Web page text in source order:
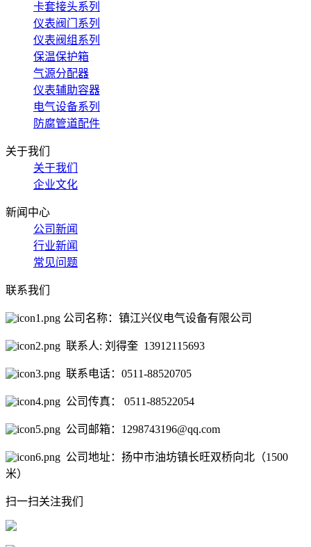
卡套接头系列
仪表阀门系列
仪表阀组系列
保温保护箱
气源分配器
仪表辅助容器
电气设备系列
防腐管道配件
关于我们
关于我们
企业文化
新闻中心
公司新闻
行业新闻
常见问题
联系我们
公司名称：镇江兴仪电气设备有限公司
联系人: 刘得奎 13912115693
联系电话：0511-88520705
公司传真： 0511-88522054
公司邮箱：1298743196@qq.com
公司地址：扬中市油坊镇长旺双桥向北（1500
米）
扫一扫关注我们